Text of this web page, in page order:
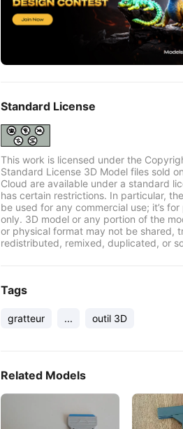
Standard License
This work is licensed under the
Standard License 3D Model files sold
Cloud are available under a standard
has certain restrictions. In particular,
be used for any commercial use; it’s
only. 3D model or any portion of the
or physical format may not be shared,
redistributed, remixed, duplicated, or
Tags
gratteur ... outil 3D
Related Models